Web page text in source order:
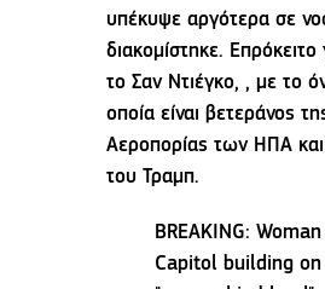
υπέκυψε αργότερα σε
διακομίστηκε. Επρόκειτο
το Σαν Ντιέγκο, , με το
οποία είναι βετεράνος
Αεροπορίας των ΗΠΑ
του Τραμπ.
BREAKING:
Capitol building